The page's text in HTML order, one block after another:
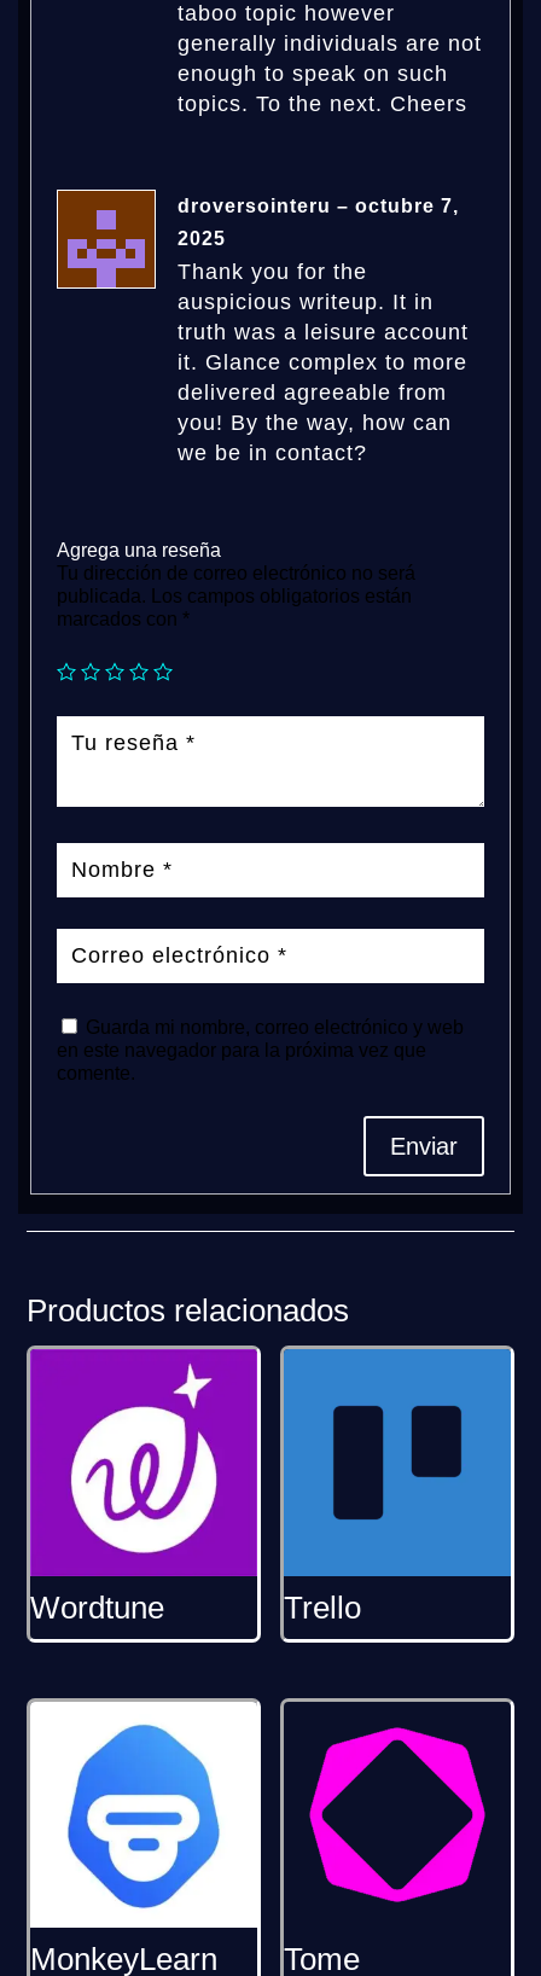
taboo topic however
generally individuals are not
enough to speak on such
topics. To the next. Cheers
droversointeru– octubre 7,
2025
Thank you for the
auspicious writeup. It in
truth was a leisure account
it. Glance complex to more
delivered agreeable from
you! By the way, how can
we be in contact?
Agrega una reseña
Tu dirección de correo electrónico no será
publicada.
Los campos obligatorios están
marcados con *
Guarda mi nombre, correo electrónico y web
en este navegador para la próxima vez que
comente.
Enviar
Productos relacionados
Wordtune Trello
MonkeyLearn Tome